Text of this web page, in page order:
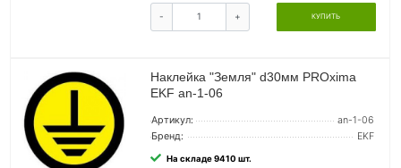
- + КУПИТЬ
Наклейка "Земля" d30мм PROxima
EKF an-1-06
Артикул:
an-1-06
Бренд:
EKF
На складе 9410 шт.